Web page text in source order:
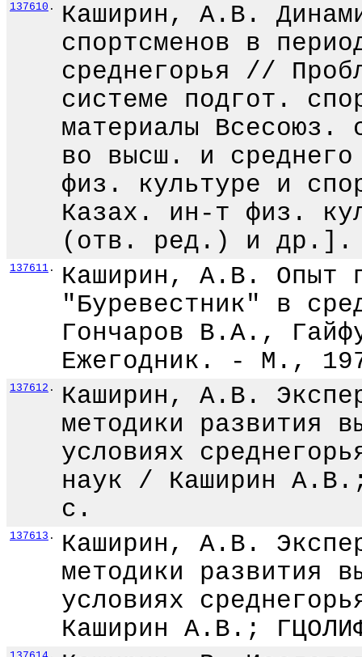
137610 .
Каширин, А.В.
спортсменов в
среднегорья //
системе подгот.
материалы
во высш. и
физ. культуре и
Казах. ин-т физ.
(отв. ред.) и др.].
137611 .
Каширин, А.В. Опыт
"Буревестник" в
Гончаров В.А.,
Ежегодник. - М.,
137612 .
Каширин, А.В.
методики развития
условиях
наук / Каширин
с.
137613 .
Каширин, А.В.
методики развития
условиях
Каширин А.В.;